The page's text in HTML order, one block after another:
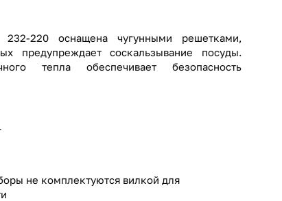
232-220 оснащена чугунными решетками,
предупреждает соскальзывание посуды.
тепла обеспечивает безопасность
не комплектуются вилкой для